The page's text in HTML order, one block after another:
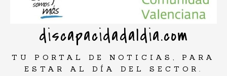
discapacidadaldia.com
TU PORTAL DE NOTICIAS, PARA
ESTAR AL DÍA DEL SECTOR.